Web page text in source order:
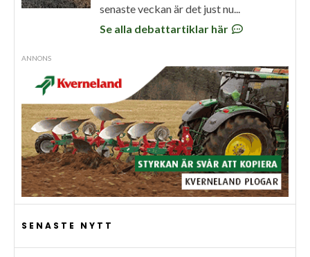
senaste veckan är det just nu...
Se alla debattartiklar här
ANNONS
SENASTE NYTT